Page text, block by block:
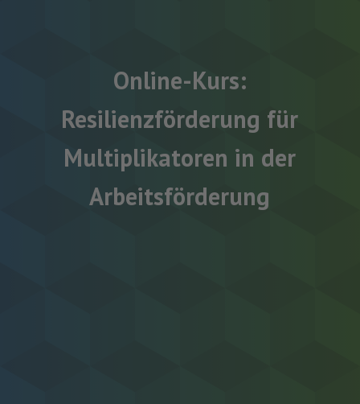
Online-Kurs:
Resilienzförderung für
Multiplikatoren in der
Arbeitsförderung